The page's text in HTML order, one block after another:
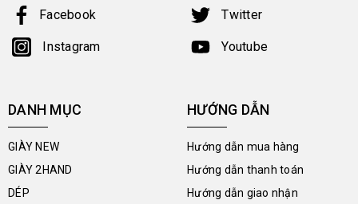
Facebook Twitter
Instagram Youtube
DANH MỤC
GIÀY NEW
GIÀY 2HAND
DÉP
HƯỚNG DẪN
Hướng dẫn mua hàng
Hướng dẫn thanh toán
Hướng dẫn giao nhận